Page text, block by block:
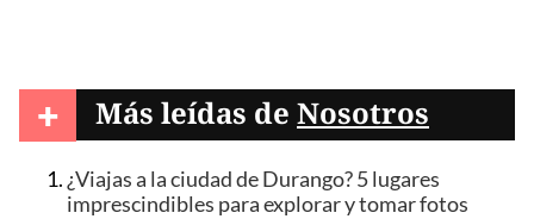
+ Más leídas de Nosotros
¿Viajas a la ciudad de Durango? 5 lugares
imprescindibles para explorar y tomar fotos